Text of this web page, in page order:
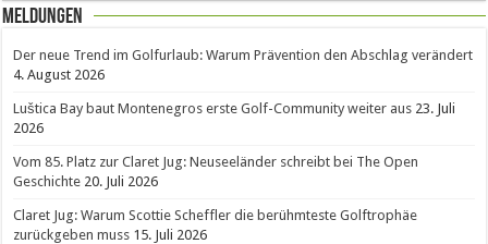
Meldungen
Der neue Trend im Golfurlaub: Warum Prävention den Abschlag verändert
4. August 2026
Luštica Bay baut Montenegros erste Golf-Community weiter aus 23. Juli
2026
Vom 85. Platz zur Claret Jug: Neuseeländer schreibt bei The Open
Geschichte 20. Juli 2026
Claret Jug: Warum Scottie Scheffler die berühmteste Golftrophäe
zurückgeben muss 15. Juli 2026